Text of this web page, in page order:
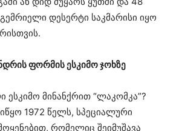
დესერტი საკმარისი იყო
ფორმის ესკიმო ჯოხზე
ესკიმო მინანქრით “ლაკომკა”?
1972 წელს, სპეციალური
რომელიც შეიმუშავა